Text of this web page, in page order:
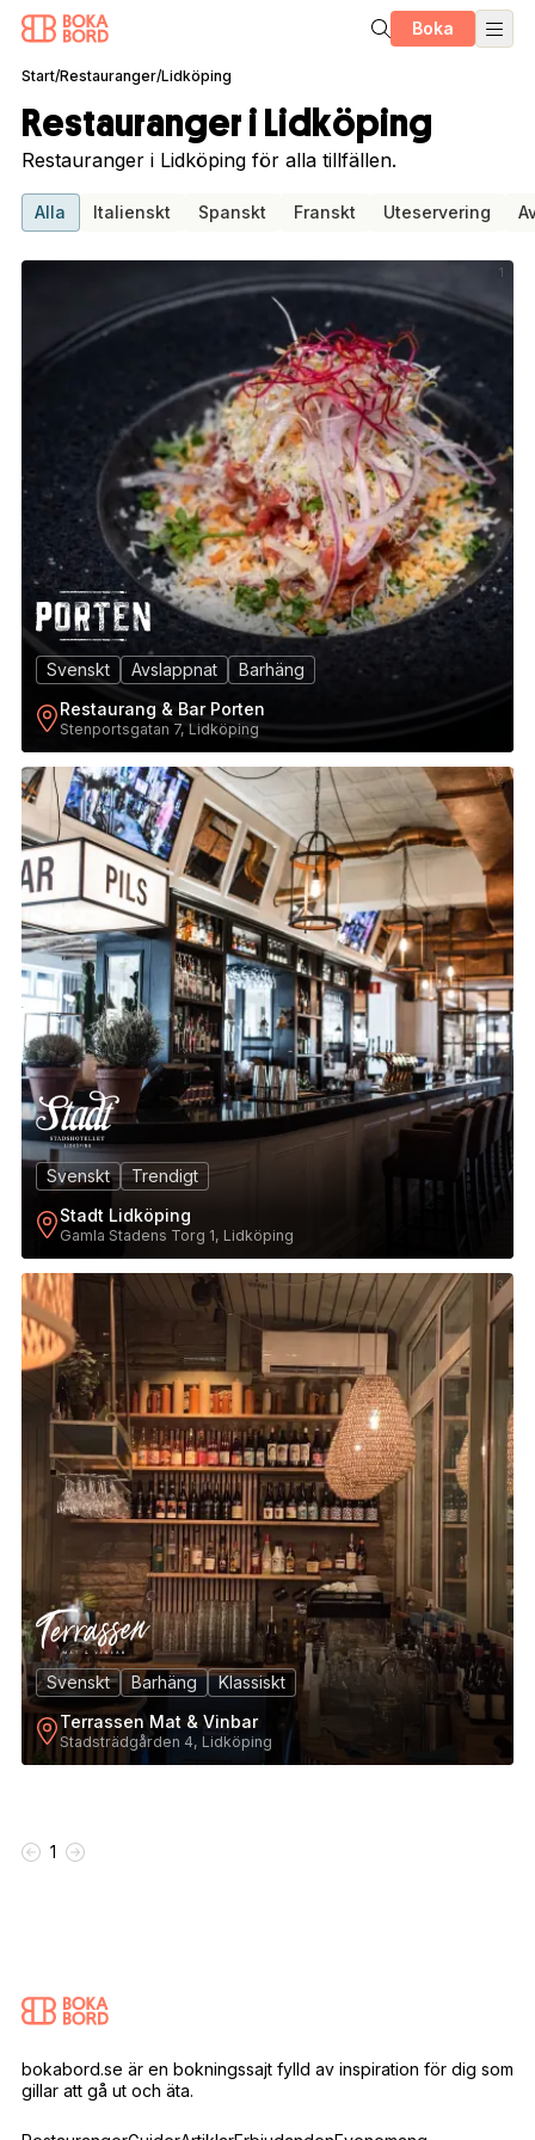
Boka
Start/Restauranger/Lidköping
Restauranger i Lidköping
Restauranger i Lidköping för alla tillfällen.
Alla Italienskt Spanskt Franskt Uteservering
1
Svenskt Avslappnat
Barhäng
Restaurang & Bar Porten
Stenportsgatan 7, Lidköping
2
Svenskt
Trendigt
Stadt Lidköping
Gamla Stadens Torg 1, Lidköping
3
Svenskt Barhäng
Klassiskt
Terrassen Mat & Vinbar
Stadsträdgården 4, Lidköping
1
bokabord.se är en bokningssajt fylld av inspiration för dig som
gillar att gå ut och äta.